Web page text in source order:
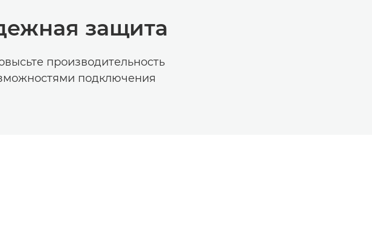
защита
производительность
подключения